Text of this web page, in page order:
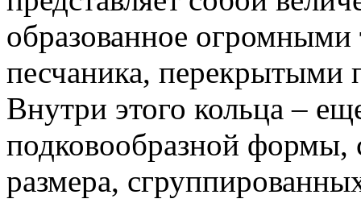
образованное
песчаника, перекрытыми
Внутри этого кольца –
подковообразной формы,
размера,